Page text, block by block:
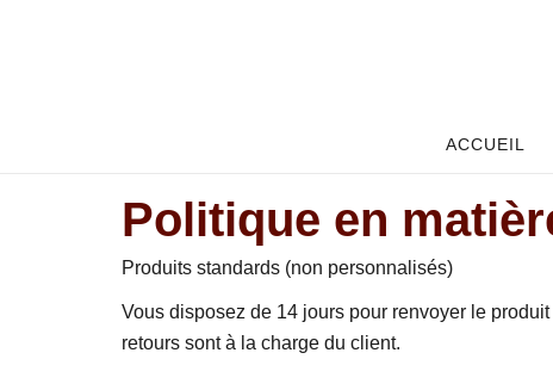
ACCUEIL
Politique en
Produits standards (non personnalisés)
Vous disposez de 14 jours pour renvoyer le
retours sont à la charge du client.